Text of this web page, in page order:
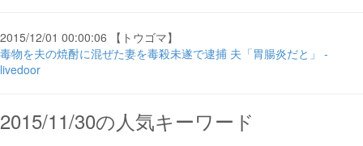
2015/12/01 00:00:06 【トウゴマ】
毒物を夫の焼酎に混ぜた妻を毒殺未遂で逮捕 夫「胃腸炎だと」 -
livedoor
2015/11/30の人気キーワード